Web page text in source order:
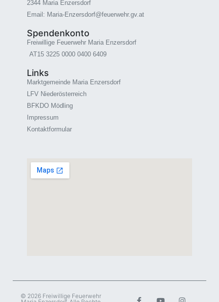
2344 Maria Enzersdorf
Email: Maria-Enzersdorf@feuerwehr.gv.at
Spendenkonto
Freiwillige Feuerwehr Maria Enzersdorf
AT15 3225 0000 0400 6409
Links
Marktgemeinde Maria Enzersdorf
LFV Niederösterreich
BFKDO Mödling
Impressum
Kontaktformular
© 2026 Freiwillige Feuerwehr